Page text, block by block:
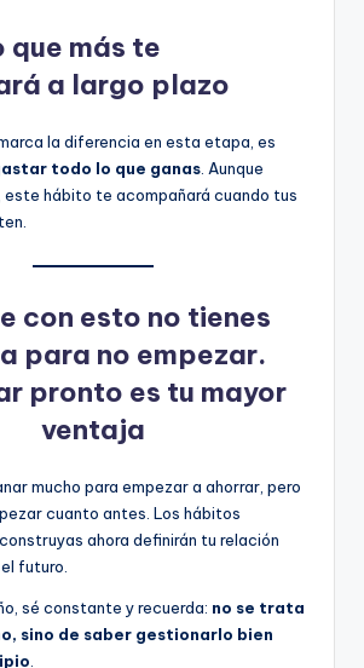
que más te
a largo plazo
la diferencia en esta etapa, es
todo lo que ganas . Aunque
este hábito te acompañará cuando tus
con esto no tienes
para no empezar.
pronto es tu mayor
ventaja
mucho para empezar a ahorrar, pero
cuanto antes. Los hábitos
ahora definirán tu relación
futuro.
sé constante y recuerda: no se trata
sino de saber gestionarlo bien